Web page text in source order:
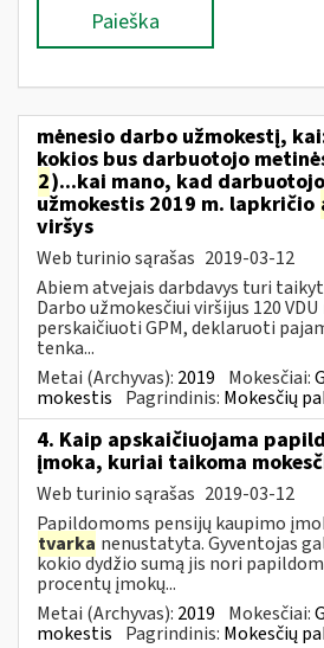
Paieška
mėnesio darbo užmokestį,
kokios bus darbuotojo
2)...kai mano, kad
užmokestis 2019 m. lapkričio
viršys
Web turinio sąrašas 2019-03-12
Abiem atvejais darbdavys turi
Darbo užmokesčiui viršijus 120
perskaičiuoti GPM, deklaruoti
tenka...
Metai (Archyvas): 2019 Mokesčiai:
mokestis Pagrindinis: Mokesčių
4. Kaip apskaičiuojama
įmoka, kuriai taikoma
Web turinio sąrašas 2019-03-12
Papildomoms pensijų kaupimo
tvarka nenustatyta. Gyventojas
kokio dydžio sumą jis nori
procentų įmokų...
Metai (Archyvas): 2019 Mokesčiai:
mokestis Pagrindinis: Mokesčių